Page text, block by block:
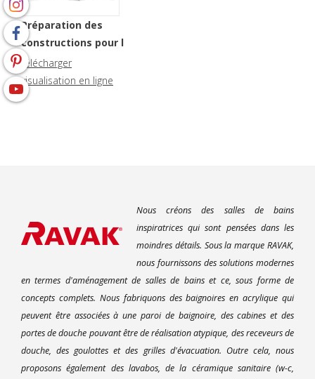
Préparation des
constructions pour l
´installation des cabines
de douche
(45 pages
télécharger
visualisation en ligne
Nous créons des salles de bains
inspiratrices qui sont pensées dans les
moindres détails. Sous la marque RAVAK,
nous fournissons des solutions modernes
en termes d'aménagement de salles de bains et ce, sous forme de
concepts complets. Nous fabriquons des baignoires en acrylique qui
peuvent être associées à une paroi de baignoire, des cabines et des
portes de douche pouvant être de réalisation atypique, des receveurs de
douche, des goulottes et des grilles d'évacuation. Outre cela, nous
proposons également des lavabos, de la céramique sanitaire (w-c,